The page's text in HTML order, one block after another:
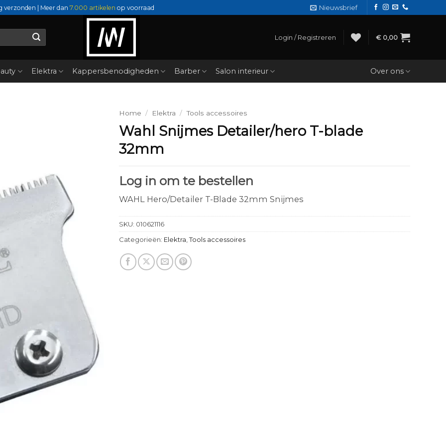
verzonden | Meer dan 7.000 artikelen op voorraad Nieuwsbrief
Login / Registreren € 0,00
Elektra Kappersbenodigheden Barber Salon interieur Over ons
Home / Elektra / Tools accessoires
Wahl Snijmes Detailer/hero T-blade
32mm
Log in om te bestellen
WAHL Hero/Detailer T-Blade 32mm Snijmes
SKU: 010621116
Categorieën: Elektra ,Tools accessoires